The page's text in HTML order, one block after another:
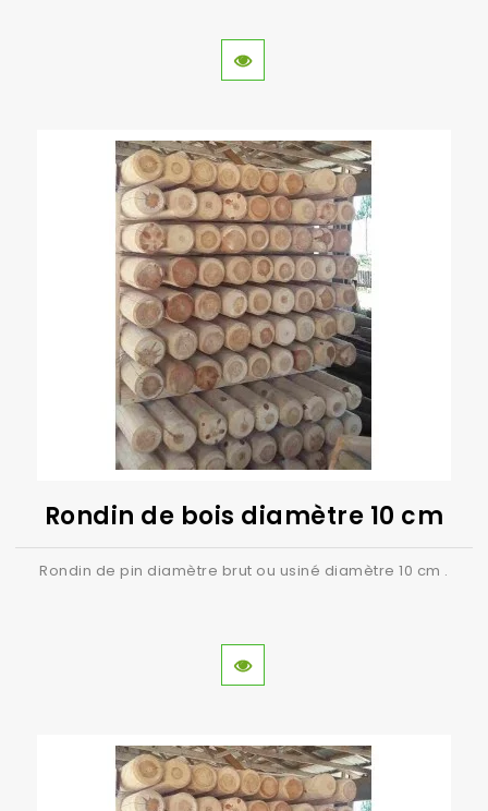
Rondin de bois diamètre 10 cm
Rondin de pin diamètre brut ou usiné diamètre 10 cm .